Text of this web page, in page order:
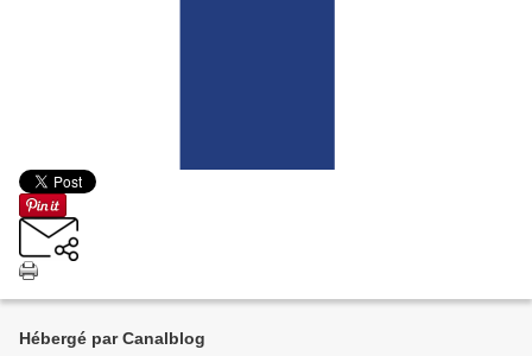
Hébergé par Canalblog